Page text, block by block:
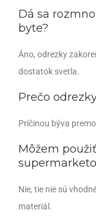
Dá sa
byte?
Áno, odrezky
dostatok svetla.
Prečo
Príčinou býva
Môžem
Nie, tie nie sú
materiál.